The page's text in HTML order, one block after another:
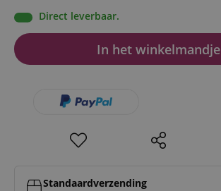
Direct leverbaar.
In het winkelmandje
Standaardverzending